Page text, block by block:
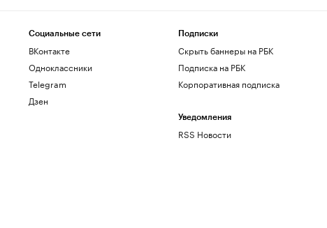
Социальные сети
ВКонтакте
Одноклассники
Telegram
Дзен
Подписки
Скрыть баннеры на РБК
Подписка на РБК
Корпоративная подписка
Уведомления
RSS Новости